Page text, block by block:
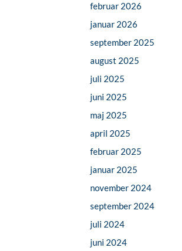
februar 2026
januar 2026
september 2025
august 2025
juli 2025
juni 2025
maj 2025
april 2025
februar 2025
januar 2025
november 2024
september 2024
juli 2024
juni 2024